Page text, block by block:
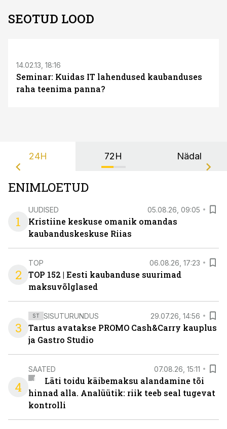
SEOTUD LOOD
14.02.13, 18:16
Seminar: Kuidas IT lahendused kaubanduses
raha teenima panna?
24H 72H Nädal
ENIMLOETUD
1
UUDISED 05.08.26, 09:05
Kristiine keskuse omanik omandas
kaubanduskeskuse Riias
2
TOP 06.08.26, 17:23
TOP 152 | Eesti kaubanduse suurimad
maksuvõlglased
3
ST SISUTURUNDUS 29.07.26, 14:56
Tartus avatakse PROMO Cash&Carry kauplus
ja Gastro Studio
4
SAATED 07.08.26, 15:11
Läti toidu käibemaksu alandamine tõi
hinnad alla. Analüütik: riik teeb seal tugevat
kontrolli